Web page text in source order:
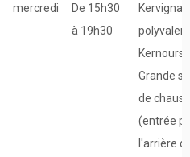
mercredi
De 15h30
à 19h30
Kernours
Grande
de
(entrée
l'arrière